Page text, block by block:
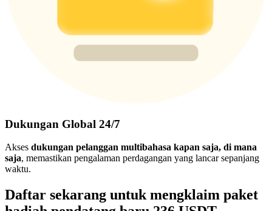
Dukungan Global 24/7
Akses dukungan pelanggan multibahasa kapan saja, di mana
saja, memastikan pengalaman perdagangan yang lancar sepanjang
waktu.
Daftar sekarang untuk mengklaim paket